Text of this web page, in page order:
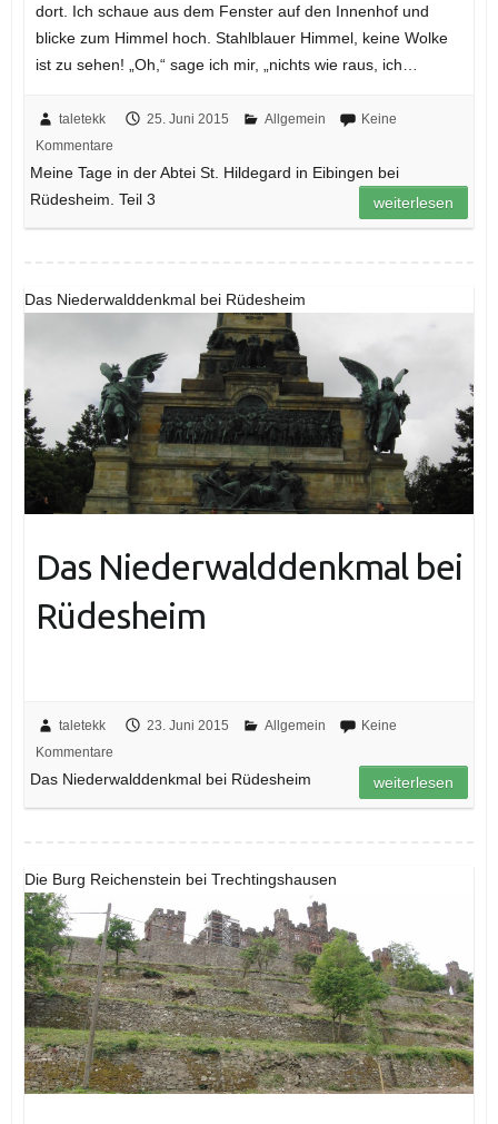
dort. Ich schaue aus dem Fenster auf den Innenhof und
blicke zum Himmel hoch. Stahlblauer Himmel, keine Wolke
ist zu sehen! „Oh,“ sage ich mir, „nichts wie raus, ich…
taletekk 25. Juni 2015 Allgemein
Keine
Kommentare
Meine Tage in der Abtei St. Hildegard in Eibingen bei
Rüdesheim. Teil 3
weiterlesen
Das Niederwalddenkmal bei Rüdesheim
Das Niederwalddenkmal bei
Rüdesheim
taletekk 23. Juni 2015 Allgemein
Keine
Kommentare
Das Niederwalddenkmal bei Rüdesheim weiterlesen
Die Burg Reichenstein bei Trechtingshausen